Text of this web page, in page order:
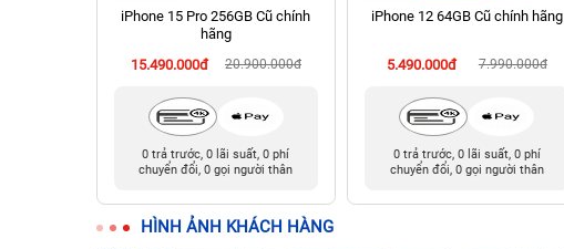
iPhone 15 Pro 256GB Cũ chính
hãng
15.490.000đ
20.900.000đ
0 trả trước, 0 lãi suất, 0 phí
chuyển đổi, 0 gọi người thân
iPhone 12 64GB Cũ chính hãng
5.490.000đ 7.990.000đ
0 trả trước, 0 lãi suất, 0 phí
chuyển đổi, 0 gọi người thân
HÌNH ẢNH KHÁCH HÀNG